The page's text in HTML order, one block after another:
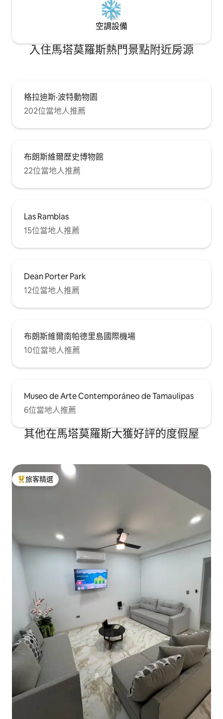
空調設備
入住馬塔莫羅斯熱門景點附近房源
格拉迪斯·波特動物園
202位當地人推薦
布朗斯維爾歷史博物館
22位當地人推薦
Las Ramblas
15位當地人推薦
Dean Porter Park
12位當地人推薦
布朗斯維爾南帕德里島國際機場
10位當地人推薦
Museo de Arte Contemporáneo de Tamaulipas
6位當地人推薦
其他在馬塔莫羅斯大獲好評的度假屋
旅客精選榜首
旅客精選